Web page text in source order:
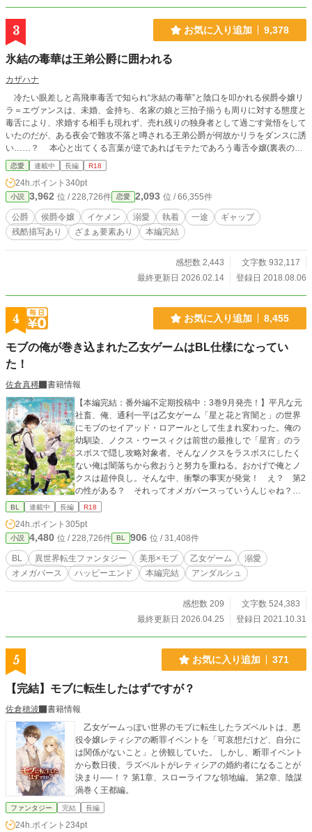
た。 「どうか、私と結婚してください」 「お返事は急ぎませ
ん。先程リンゼンハイム伯爵には手紙を出させていただきま
が、まずはロゼ嬢に私の気持ちを知っておいていただきたか
のことをよく知っている。 でも彼は『それ』が私だとは知ら
ない。 まったくの別人に見えているはずなのだから。 なの
に、何故私にプロポーズを？ しかもやたらと甘やかそうとし
てくるんですけど。 どういうこと？ ============ 「番外
編 相変わらずな日常」 いつも攻め込まれてばかりのロゼが居
眠り中のユアンを見つけ、この機会に……という話です。
3 お気に入り追加 9,378
氷結の毒華は王弟公爵に囲われる
カザハナ
冷たい眼差しと高飛車毒舌で知られ“氷結の毒華”と陰口を叩かれる侯爵令嬢リ
ラ＝エヴァンスは、未婚、金持ち、名家の娘と三拍子揃うも周りに対する態度と
毒舌により、求婚する相手も現れず、売れ残りの独身者として過ごす覚悟をして
いたのだが、ある夜会で難攻不落と噂される王弟公爵が何故かリラをダンスに誘
い……？ 本心と出てくる言葉が逆であればモテたであろう毒舌令嬢(裏表のギ
ャップあり)と、他人に興味を持てなかった超絶美貌な王弟公爵の攻防戦。 ※不
定期更新です。 ※一話が1000字前後にしてます。 ※エドワルド(王弟公爵)が暴
走してきた為、R18に引き上げて、短編から長編に切り替えます～(〃ω〃)♪
性描写もあるので苦手な方はご注意をΣ(￣ロ￣lll)!!ただし、本番はまだまだ先に
なる予定です♪ 感想コメントに、ちょっとした裏話等含む返答を面白おかし
く？真面目に楽しく書いていますので、そちらも楽しめると思います(笑) どう
ぞ覗いて見て下さいな(〃ω〃)✨ ※皆様のお陰で8/8にホットで8位、恋愛で9位
ンクイン～( 〃▽〃)皆様有難う御座います～ε=ε=(ノ≧∇≦）ノ ※本編は2/26で完
結しました。次は後日談に入ります～(≧▽≦)♪ ※恋愛小説大賞で５位を獲得致し
～(((o(≧▽≦)o)))🎵
恋愛 連載中 長編 R18
24h.ポイント 340pt
小説 3,962 位 / 228,726件 恋愛 2,093 位 / 66,355件
公爵 侯爵令嬢 イケメン 溺愛 執着 一途
ギャップ
残酷描写あり
ざまぁ要素あり 本編完結
感想数 2,443
文字数 932,117
最終更新日 2026.02.14
登録日 2018.08.06
4 お気に入り追加 8,455
モブの俺が巻き込まれた乙女ゲームはBL仕様になってい
た！
佐倉真稀
書籍情報
【本編完結：番外編不定期投稿中：3巻9月発売！】平凡な元
社畜、俺、通利一平は乙女ゲーム「星と花と宵闇と」の世界
にモブのセイアッド・ロアールとして生まれ変わった。俺の
幼馴染、ノクス・ウースィクは前世の最推しで「星宵」のラ
スボスで隠し攻略対象者。そんなノクスをラスボスにしたく
ない俺は闇落ちから救おうと努力を重ねる。おかげで俺とノ
クスは超仲良し。そんな中、衝撃の事実が発覚！ え？ 第2
の性がある？ それってオメガバースっていうんじゃね？
それってもう、乙女ゲーじゃなく……BLゲーだろ！？ 基本
説大賞応援ありがとうございました。おかげさまで奨励賞い
ただきました。 ※R5.7.5書籍化に伴いタイトル変更（旧題:
モブの俺が巻き込まれた乙女ゲームはいつの間にかBLゲーム
になっていた！）※アンダルシュノベルズｂにて書籍刊行。
皆様の応援のおかげです！ ありがとうございました。※章
前に差し込みました。クエスト以下14歳までを魔の森での冒
険者活動に章変更いたしました。
BL 連載中 長編 R18
24h.ポイント 305pt
小説 4,480 位 / 228,726件 BL 906 位 / 31,408件
BL 異世界転生ファンタジー 美形×モブ 乙女ゲーム
溺愛
オメガバース
ハッピーエンド 本編完結 アンダルシュ
感想数 209
文字数 524,383
最終更新日 2026.04.25
登録日 2021.10.31
5 お気に入り追加 371
【完結】モブに転生したはずですが？
佐倉穂波
書籍情報
乙女ゲームっぽい世界のモブに転生したラズベルトは、悪
役令嬢レティシアの断罪イベントを「可哀想だけど、自分に
は関係がないこと」と傍観していた。 しかし、断罪イベント
から数日後、ラズベルトがレティシアの婚約者になることが
決まり──！？ 第1章、スローライフな領地編。 第2章、陰謀
渦巻く王都編。
ファンタジー 完結 長編
24h.ポイント 234pt